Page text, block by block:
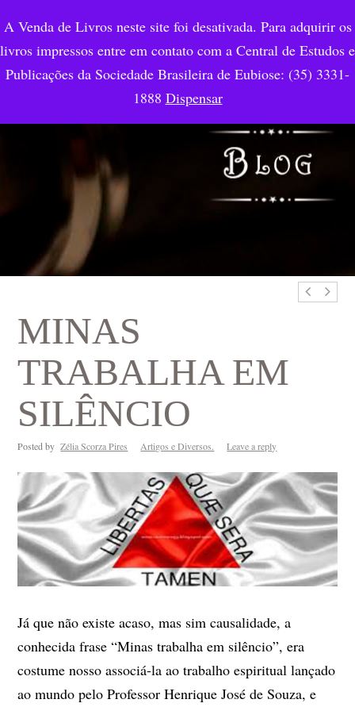
MINAS
TRABALHA EM
SILÊNCIO
Posted by Zélia Scorza Pires Artigos e Diversos. Leave a reply
Já que não existe acaso, mas sim causalidade, a
conhecida frase “Minas trabalha em silêncio”, era
costume nosso associá-la ao trabalho espiritual lançado
ao mundo pelo Professor Henrique José de Souza, e
A Venda de Livros neste site foi desativada. Para adquirir os
livros impressos entre em contato com a Central de Estudos e
Publicações da Sociedade Brasileira de Eubiose: (35) 3331-
1888 Dispensar